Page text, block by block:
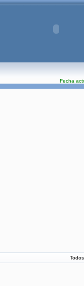
Fecha